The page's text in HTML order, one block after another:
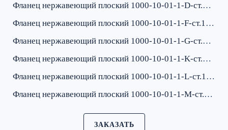
Фланец нержавеющий плоский 1000-10-01-1-D-ст.12Х18Н10Т-IV ГОСТ 33259
Фланец нержавеющий плоский 1000-10-01-1-F-ст.12Х18Н10Т-IV ГОСТ 33259
Фланец нержавеющий плоский 1000-10-01-1-G-ст.12Х18Н10Т-IV ГОСТ 33259
Фланец нержавеющий плоский 1000-10-01-1-K-ст.12Х18Н10Т-IV ГОСТ 33259
Фланец нержавеющий плоский 1000-10-01-1-L-ст.12Х18Н10Т-IV ГОСТ 33259
Фланец нержавеющий плоский 1000-10-01-1-M-ст.12Х18Н10Т-IV ГОСТ 33259
ЗАКАЗАТЬ